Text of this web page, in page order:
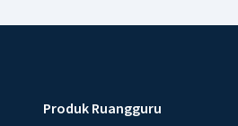
Produk Ruangguru